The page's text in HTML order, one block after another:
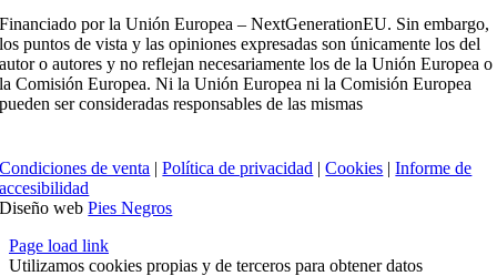
Financiado por la Unión Europea – NextGenerationEU. Sin embargo,
los puntos de vista y las opiniones expresadas son únicamente los del
autor o autores y no reflejan necesariamente los de la Unión Europea o
la Comisión Europea. Ni la Unión Europea ni la Comisión Europea
pueden ser consideradas responsables de las mismas
Condiciones de venta |Política de privacidad |Cookies |Informe de
accesibilidad
Diseño webPies Negros
Page load link
Utilizamos cookies propias y de terceros para obtener datos